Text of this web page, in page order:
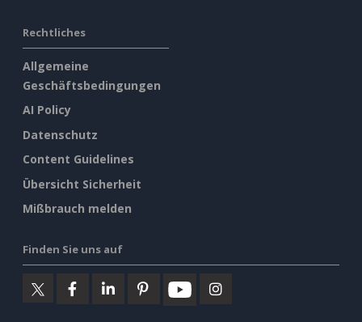
Rechtliches
Allgemeine
Geschäftsbedingungen
AI Policy
Datenschutz
Content Guidelines
Übersicht Sicherheit
Mißbrauch melden
Finden Sie uns auf